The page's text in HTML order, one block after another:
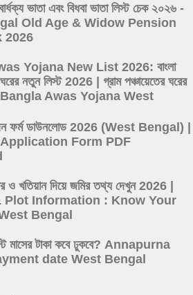
ভাতা এবং বিধবা ভাতা লিস্ট চেক ২০২৬ -
Old Age & Widow Pension
2026
Yojana New List 2026: বাংলা
নতুন লিস্ট 2026 | গ্রাম পঞ্চায়েতের ঘরের
| Bangla Awas Yojana West
ফর্ম ডাউনলোড 2026 (West Bengal) |
Form PDF
ও খতিয়ান দিয়ে জমির তথ্য দেখুন 2026 |
Plot Information : Know Your
Bengal
মাসের টাকা কবে ঢুকবে? Annapurna
date West Bengal